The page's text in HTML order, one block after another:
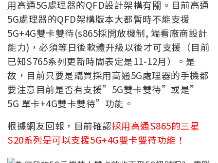
用高通5G處理器的QFD設計架構有關。目前高通
5G處理器的QFD架構版本大都暫時不能支援
5G+4G雙卡雙待(s865採開放機制, 端看廠商設計
能力)，必須等日後軟體升級以後才可支援（目前
已知S765系列更新時間表定是11-12月）。是
故，目前只要是購買採用高通5G處理器的手機都
要注意目前是否有支援”5G雙卡雙待”或是”
5G 單卡+4G雙卡雙待”功能。
根據網友回報，目前確認採用高通S865的三星
S20系列是可以支援5G+4G雙卡雙待功能！